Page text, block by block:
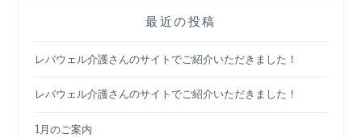
最近の投稿
レバウェル介護さんのサイトでご紹介いただきました！
レバウェル介護さんのサイトでご紹介いただきました！
1月のご案内